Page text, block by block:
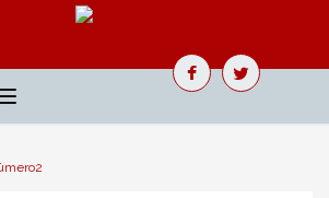
Toggle
navigation